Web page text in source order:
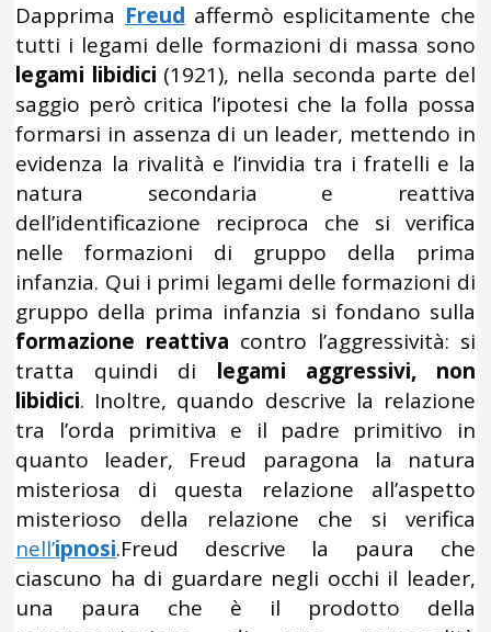
Dapprima Freud affermò esplicitamente che
tutti i legami delle formazioni di massa sono
legami libidici (1921), nella seconda parte del
saggio però critica l’ipotesi che la folla possa
formarsi in assenza di un leader, mettendo in
evidenza la rivalità e l’invidia tra i fratelli e la
natura secondaria e reattiva
dell’identificazione reciproca che si verifica
nelle formazioni di gruppo della prima
infanzia. Qui i primi legami delle formazioni di
gruppo della prima infanzia si fondano sulla
formazione reattiva contro l’aggressività: si
tratta quindi di legami aggressivi, non
libidici. Inoltre, quando descrive la relazione
tra l’orda primitiva e il padre primitivo in
quanto leader, Freud paragona la natura
misteriosa di questa relazione all’aspetto
misterioso della relazione che si verifica
nell’ipnosi.Freud descrive la paura che
ciascuno ha di guardare negli occhi il leader,
una paura che è il prodotto della